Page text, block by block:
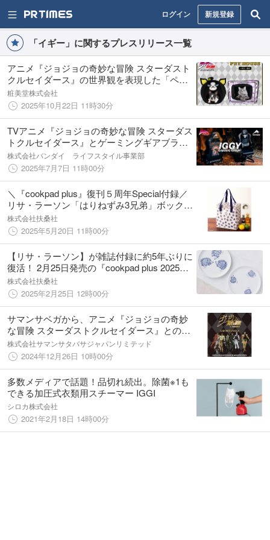
ログイン 新規登録
「イギー」に関するプレスリリース一覧
アニメ『ジョジョの奇妙な冒険 スターダスト
クルセイダース』の世界観を表現した「ペッ
トハウス」が登場！公式ECサイトにて好評予
約受付中
粧美堂株式会社
2025年10月22日 11時30分
TVアニメ『ジョジョの奇妙な冒険 スターダス
トクルセイダース』とゲーミングギアブラン
ド「Contieaks(コンティークス)」がコラボレ
ーション！
株式会社バンダイ ライフスタイル事業部
2025年7月7日 11時00分
＼『cookpad plus』復刊５周年Special付録／
リサ・ラーソン「はりねずみ3兄弟」ボックス
型の大容量保冷バッグ。増刊号はムーミン ハ
ンディ扇風機が付録に！
株式会社扶桑社
2025年5月20日 11時00分
【リサ・ラーソン】が雑誌付録に約5年ぶりに
復活！ 2月25日発売の『cookpad plus 2025年
春号』の通常号では「磁器の丸皿2枚」、増刊
号は「大人の身だしなみ7点セット」と超豪
華！
株式会社扶桑社
2025年2月25日 12時00分
サマンサベガから、アニメ『ジョジョの奇妙
な冒険 スターダストクルセイダース』とのコ
ラボコレクションが登場。
株式会社サマンサタバサジャパンリミテッド
2024年12月26日 10時00分
多数メディアで話題！品切れ続出。除菌※1も
できる加圧式衣類用スチーマー IGGI
シロカ株式会社
2021年2月18日 14時00分